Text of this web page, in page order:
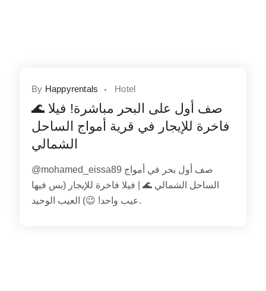
By Happyrentals Hotel
🌊 صف أول على البحر مباشرة! فيلا
فاخرة للإيجار في قرية أمواج الساحل
الشمالي
@mohamed_eissa89 صف أول بحر في أمواج
الساحل الشمالي 🌊 | فيلا فاخرة للإيجار (بس فيها
عيب واحد! 😉) العيب الوحيد.